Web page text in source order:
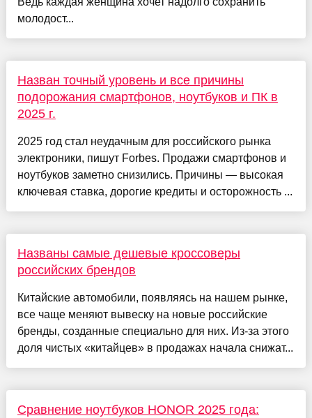
молодост...
Назван точный уровень и все причины
подорожания смартфонов, ноутбуков и ПК в
2025 г.
2025 год стал неудачным для российского рынка
электроники, пишут Forbes. Продажи смартфонов и
ноутбуков заметно снизились. Причины — высокая
ключевая ставка, дорогие кредиты и осторожность ...
Названы самые дешевые кроссоверы
российских брендов
Китайские автомобили, появляясь на нашем рынке,
все чаще меняют вывеску на новые российские
бренды, созданные специально для них. Из-за этого
доля чистых «китайцев» в продажах начала снижат...
Сравнение ноутбуков HONOR 2025 года: